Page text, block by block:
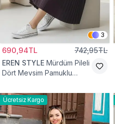
3
690,94TL 742,95TL
EREN STYLE Mürdüm Pileli
Dört Mevsim Pamuklu
Ücretsiz Kargo